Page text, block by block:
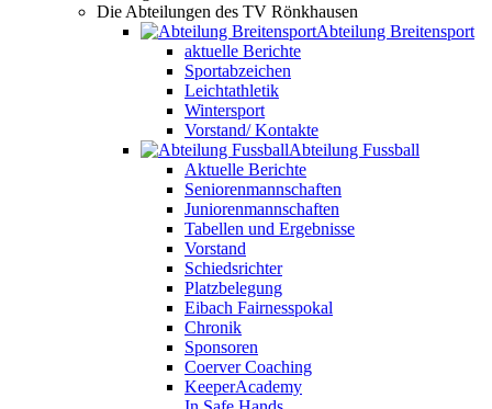
Die Abteilungen des TV Rönkhausen
Abteilung Breitensport
aktuelle Berichte
Sportabzeichen
Leichtathletik
Wintersport
Vorstand/ Kontakte
Abteilung Fussball
Aktuelle Berichte
Seniorenmannschaften
Juniorenmannschaften
Tabellen und Ergebnisse
Vorstand
Schiedsrichter
Platzbelegung
Eibach Fairnesspokal
Chronik
Sponsoren
Coerver Coaching
KeeperAcademy